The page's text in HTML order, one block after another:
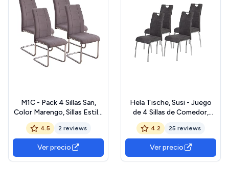
M1C - Pack 4 Sillas San,
Color Marengo, Sillas Estilo
Moderno y
contemporáneo, Tapizado
Tela Jarama, Patas
metálicas cromadas
4.5 2 reviews
Ver precio
Hela Tische, Susi - Juego
de 4 Sillas de Comedor,
Microfibra, Vintage,
Estructura de Metal y
Mango Cromado, Antracita
4.2 25 reviews
Ver precio